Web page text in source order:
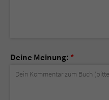
Deine Meinung: *